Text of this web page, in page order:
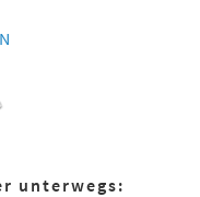
unterwegs: